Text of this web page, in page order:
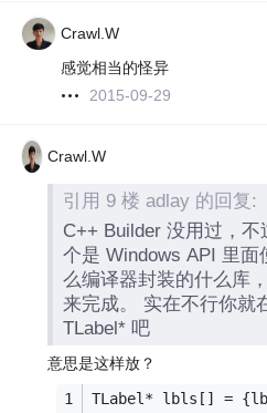
Crawl.W
感觉相当的怪异
2015-09-29
Crawl.W
引用 9 楼 adlay 的回复:
C++ Builder 没用过，
个是 Windows API 里
么编译器封装的什么库
来完成。 实在不行你就
TLabel* 吧
意思是这样放？
TLabel* lbls[] =